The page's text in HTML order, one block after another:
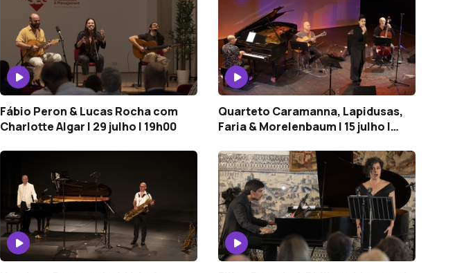
Fábio Peron & Lucas Rocha com
Charlotte Algar | 29 julho | 19h00
Quarteto Caramanna, Lapidusas,
Faria & Morelenbaum | 15 julho |